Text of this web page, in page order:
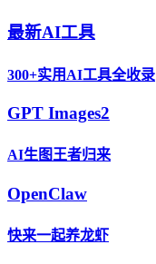
最新AI工具
300+实用AI工具全收录
GPT Images2
AI生图王者归来
OpenClaw
快来一起养龙虾